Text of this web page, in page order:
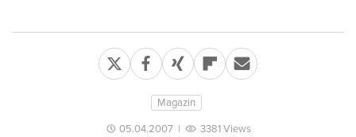
Magazin
05.04.2007| 3381 Views